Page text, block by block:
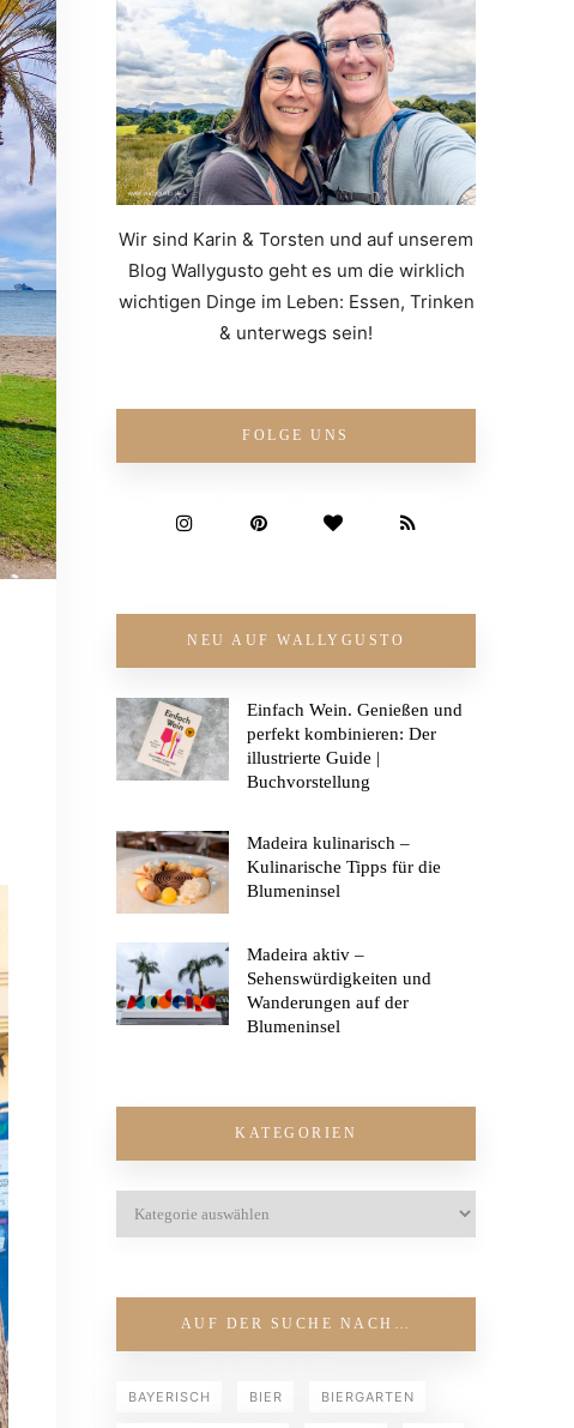
Wir sind Karin & Torsten und auf unserem
Blog Wallygusto geht es um die wirklich
wichtigen Dinge im Leben: Essen, Trinken
& unterwegs sein!
FOLGE UNS
NEU AUF WALLYGUSTO
Einfach Wein. Genießen und
perfekt kombinieren: Der
illustrierte Guide |
Buchvorstellung
Madeira kulinarisch –
Kulinarische Tipps für die
Blumeninsel
Madeira aktiv –
Sehenswürdigkeiten und
Wanderungen auf der
Blumeninsel
KATEGORIEN
AUF DER SUCHE NACH…
BAYERISCH BIER BIERGARTEN